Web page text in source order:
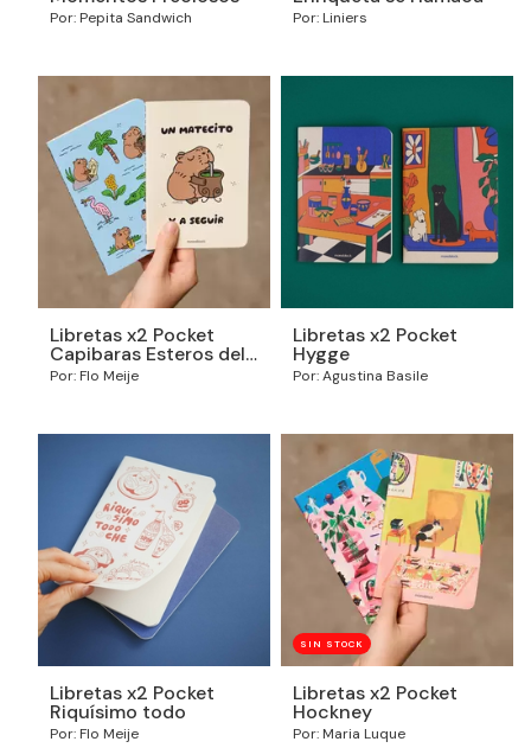
Por: Pepita Sandwich Por: Liniers
Libretas x2 Pocket
Capibaras Esteros del
Iberá
Por: Flo Meije
Libretas x2 Pocket
Hygge
Por: Agustina Basile
Libretas x2 Pocket
Riquísimo todo
Por: Flo Meije
SIN STOCK
Libretas x2 Pocket
Hockney
Por: Maria Luque